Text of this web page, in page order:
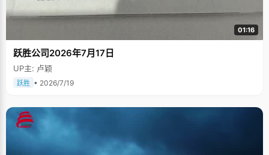
01:16
跃胜公司2026年7月17日
UP主: 卢颖
跃胜 • 2026/7/19